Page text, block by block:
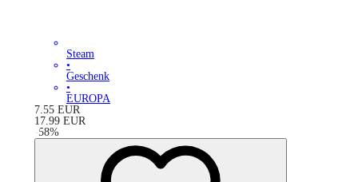
Steam
•
Geschenk
•
EUROPA
7.55 EUR
17.99 EUR
-58%